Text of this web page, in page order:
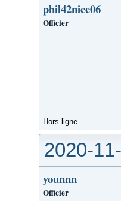
phil42nice06
Officier
Hors ligne
2020-
younnn
Officier